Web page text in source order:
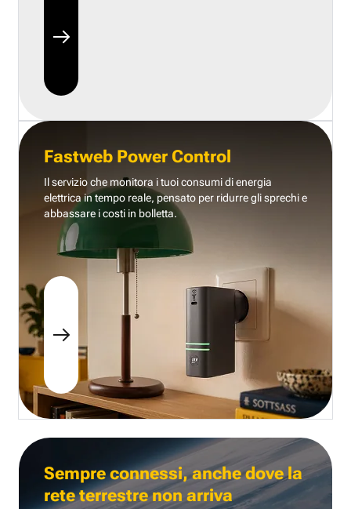
Fastweb Power Control
Il servizio che monitora i tuoi consumi di energia
elettrica in tempo reale, pensato per ridurre gli sprechi e
abbassare i costi in bolletta.
Sempre connessi, anche dove la
rete terrestre non arriva